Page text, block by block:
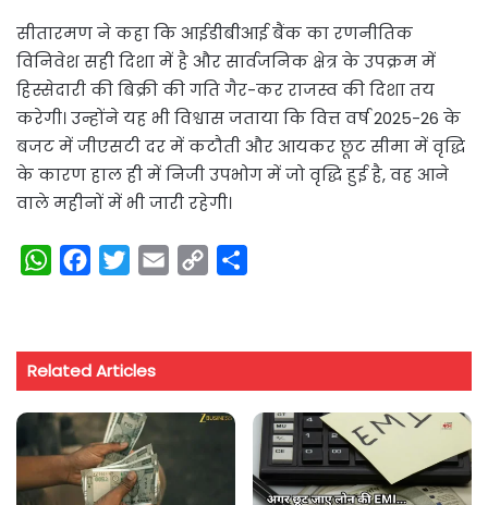
सीतारमण ने कहा कि आईडीबीआई बैंक का रणनीतिक
विनिवेश सही दिशा में है और सार्वजनिक क्षेत्र के उपक्रम में
हिस्सेदारी की बिक्री की गति गैर-कर राजस्व की दिशा तय
करेगी। उन्होंने यह भी विश्वास जताया कि वित्त वर्ष 2025-26 के
बजट में जीएसटी दर में कटौती और आयकर छूट सीमा में वृद्धि
के कारण हाल ही में निजी उपभोग में जो वृद्धि हुई है, वह आने
वाले महीनों में भी जारी रहेगी।
W
t
s
A
p
p
e
b
o
o
k
t
t
e
r
i
y
i
r
Related Articles